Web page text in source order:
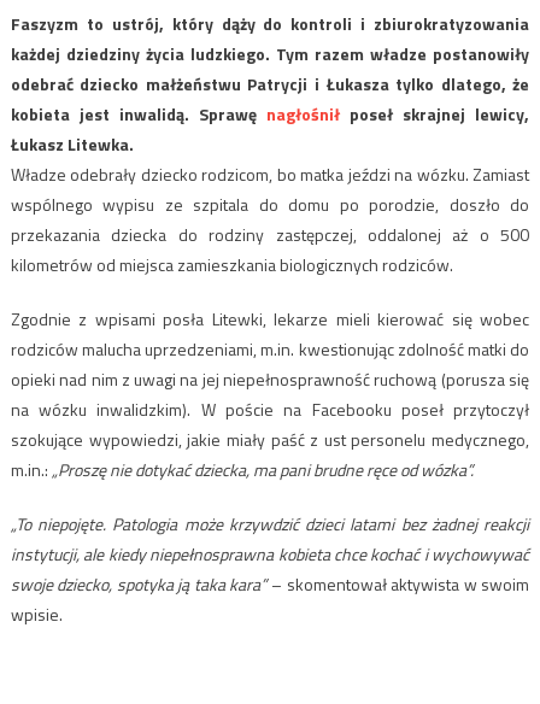
Faszyzm to ustrój, który dąży do kontroli i zbiurokratyzowania
każdej dziedziny życia ludzkiego. Tym razem władze postanowiły
odebrać dziecko małżeństwu Patrycji i Łukasza tylko dlatego, że
kobieta jest inwalidą. Sprawę nagłośnił poseł skrajnej lewicy,
Łukasz Litewka.
Władze odebrały dziecko rodzicom, bo matka jeździ na wózku. Zamiast
wspólnego wypisu ze szpitala do domu po porodzie, doszło do
przekazania dziecka do rodziny zastępczej, oddalonej aż o 500
kilometrów od miejsca zamieszkania biologicznych rodziców.
Zgodnie z wpisami posła Litewki, lekarze mieli kierować się wobec
rodziców malucha uprzedzeniami, m.in. kwestionując zdolność matki do
opieki nad nim z uwagi na jej niepełnosprawność ruchową (porusza się
na wózku inwalidzkim). W poście na Facebooku poseł przytoczył
szokujące wypowiedzi, jakie miały paść z ust personelu medycznego,
m.in.: „Proszę nie dotykać dziecka, ma pani brudne ręce od wózka”.
„To niepojęte. Patologia może krzywdzić dzieci latami bez żadnej reakcji
instytucji, ale kiedy niepełnosprawna kobieta chce kochać i wychowywać
swoje dziecko, spotyka ją taka kara”– skomentował aktywista w swoim
wpisie.